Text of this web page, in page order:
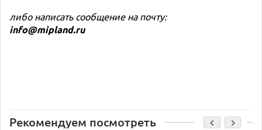
либо написать сообщение на почту:
info@mipland.ru
Рекомендуем посмотреть